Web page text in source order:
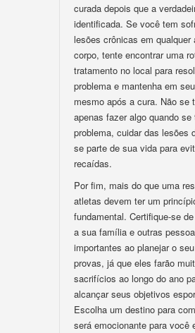
curada depois que a
identificada. Se você tem
lesões crônicas em qualquer
corpo, tente encontrar uma
tratamento no local para
problema e mantenha em
mesmo após a cura. Não se
apenas fazer algo quando se
problema, cuidar das lesões
se parte de sua vida para
recaídas.
Por fim, mais do que uma
atletas devem ter um
fundamental. Certifique-se
a sua família e outras
importantes ao planejar o
provas, já que eles farão
sacrifícios ao longo do ano
alcançar seus objetivos
Escolha um destino para
será emocionante para você